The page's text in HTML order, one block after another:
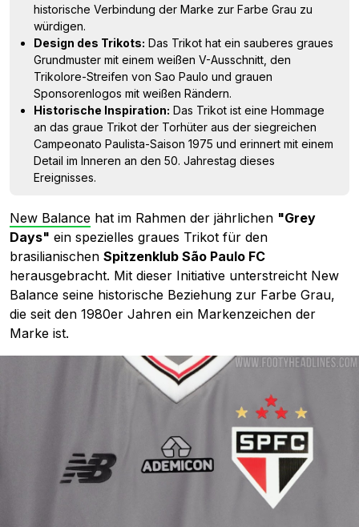
historische Verbindung der Marke zur Farbe Grau zu
würdigen.
Design des Trikots: Das Trikot hat ein sauberes graues
Grundmuster mit einem weißen V-Ausschnitt, den
Trikolore-Streifen von Sao Paulo und grauen
Sponsorenlogos mit weißen Rändern.
Historische Inspiration: Das Trikot ist eine Hommage
an das graue Trikot der Torhüter aus der siegreichen
Campeonato Paulista-Saison 1975 und erinnert mit einem
Detail im Inneren an den 50. Jahrestag dieses
Ereignisses.
New Balance hat im Rahmen der jährlichen "Grey
Days" ein spezielles graues Trikot für den
brasilianischen Spitzenklub São Paulo FC
herausgebracht. Mit dieser Initiative unterstreicht New
Balance seine historische Beziehung zur Farbe Grau,
die seit den 1980er Jahren ein Markenzeichen der
Marke ist.